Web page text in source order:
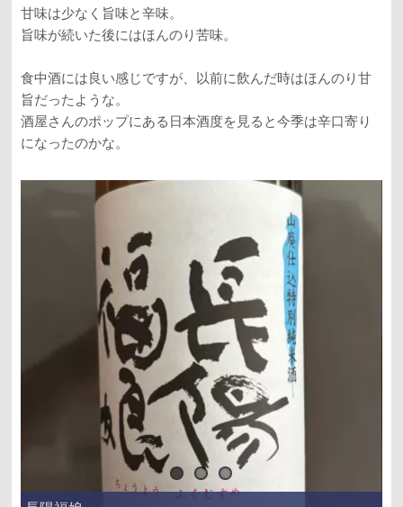
甘味は少なく旨味と辛味。
旨味が続いた後にはほんのり苦味。
食中酒には良い感じですが、以前に飲んだ時はほんのり甘
旨だったような。
酒屋さんのポップにある日本酒度を見ると今季は辛口寄り
になったのかな。